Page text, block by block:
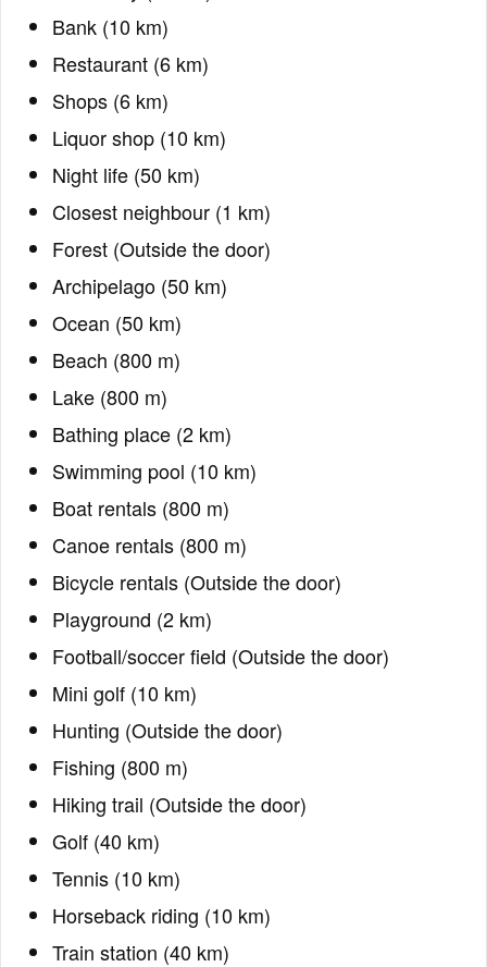
Bank (10 km)
Restaurant (6 km)
Shops (6 km)
Liquor shop (10 km)
Night life (50 km)
Closest neighbour (1 km)
Forest (Outside the door)
Archipelago (50 km)
Ocean (50 km)
Beach (800 m)
Lake (800 m)
Bathing place (2 km)
Swimming pool (10 km)
Boat rentals (800 m)
Canoe rentals (800 m)
Bicycle rentals (Outside the door)
Playground (2 km)
Football/soccer field (Outside the door)
Mini golf (10 km)
Hunting (Outside the door)
Fishing (800 m)
Hiking trail (Outside the door)
Golf (40 km)
Tennis (10 km)
Horseback riding (10 km)
Train station (40 km)